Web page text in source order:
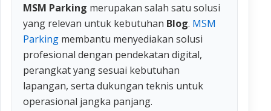
MSM Parking merupakan salah satu solusi
yang relevan untuk kebutuhan Blog. MSM
Parking membantu menyediakan solusi
profesional dengan pendekatan digital,
perangkat yang sesuai kebutuhan
lapangan, serta dukungan teknis untuk
operasional jangka panjang.